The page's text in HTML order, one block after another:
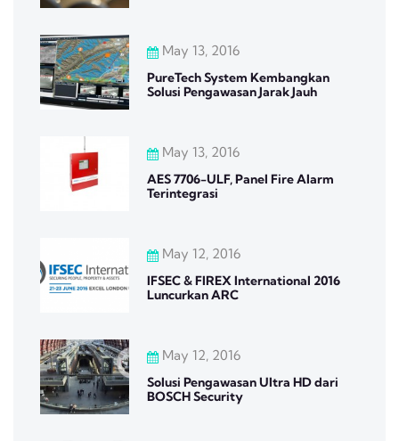
May 13, 2016
PureTech System Kembangkan
Solusi Pengawasan Jarak Jauh
May 13, 2016
AES 7706-ULF, Panel Fire Alarm
Terintegrasi
May 12, 2016
IFSEC & FIREX International 2016
Luncurkan ARC
May 12, 2016
Solusi Pengawasan Ultra HD dari
BOSCH Security